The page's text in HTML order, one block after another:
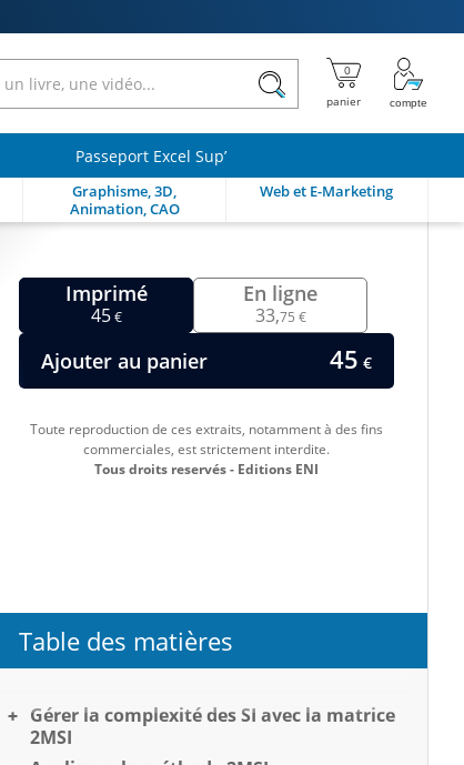
Passeport Excel Sup’
Graphisme, 3D,
Animation, CAO
Web et E-Marketing
Imprimé
45€
En ligne
33,75 €
Ajouter au panier 45 €
Toute reproduction de ces extraits, notamment à des fins
commerciales, est strictement interdite.
Tous droits reservés - Editions ENI
Table des matières
Gérer la complexité des SI avec la matrice
2MSI